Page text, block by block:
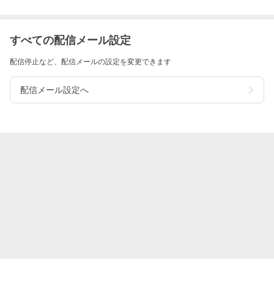
すべての配信メール設定
配信停止など、配信メールの設定を変更できます
配信メール設定へ